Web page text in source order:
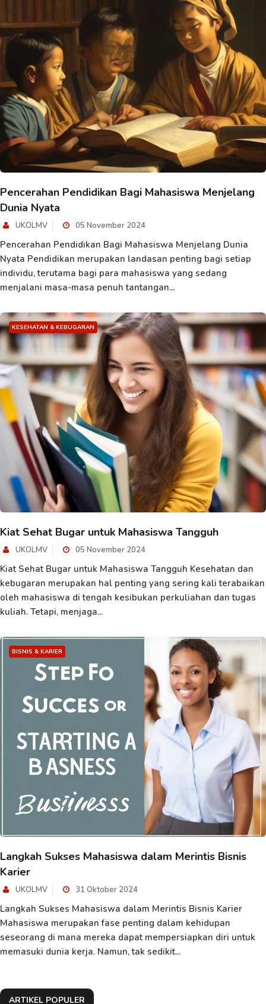
Pencerahan Pendidikan Bagi Mahasiswa Menjelang
Dunia Nyata
UKOLMV 05 November 2024
Pencerahan Pendidikan Bagi Mahasiswa Menjelang Dunia
Nyata Pendidikan merupakan landasan penting bagi setiap
individu, terutama bagi para mahasiswa yang sedang
menjalani masa-masa penuh tantangan...
KESEHATAN & KEBUGARAN
Kiat Sehat Bugar untuk Mahasiswa Tangguh
UKOLMV 05 November 2024
Kiat Sehat Bugar untuk Mahasiswa Tangguh Kesehatan dan
kebugaran merupakan hal penting yang sering kali terabaikan
oleh mahasiswa di tengah kesibukan perkuliahan dan tugas
kuliah. Tetapi, menjaga...
BISNIS & KARIER
Langkah Sukses Mahasiswa dalam Merintis Bisnis
Karier
UKOLMV 31 Oktober 2024
Langkah Sukses Mahasiswa dalam Merintis Bisnis Karier
Mahasiswa merupakan fase penting dalam kehidupan
seseorang di mana mereka dapat mempersiapkan diri untuk
memasuki dunia kerja. Namun, tak sedikit...
ARTIKEL POPULER